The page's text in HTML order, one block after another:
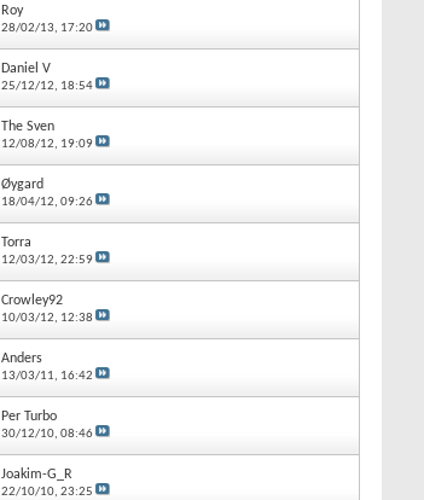
Roy
28/02/13, 17:20
Daniel V
25/12/12, 18:54
The Sven
12/08/12, 19:09
Øygard
18/04/12, 09:26
Torra
12/03/12, 22:59
Crowley92
10/03/12, 12:38
Anders
13/03/11, 16:42
Per Turbo
30/12/10, 08:46
Joakim-G_R
22/10/10, 23:25